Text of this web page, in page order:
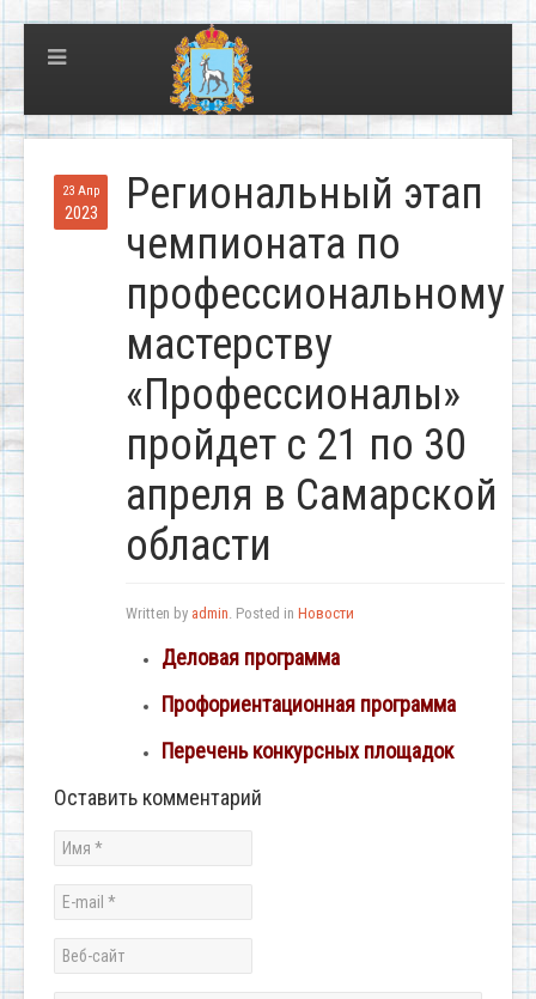
23 Апр
2023
Региональный этап
чемпионата по
профессиональному
мастерству
«Профессионалы»
пройдет с 21 по 30
апреля в Самарской
области
Written by admin. Posted in Новости
Деловая программа
Профориентационная программа
Перечень конкурсных площадок
Оставить комментарий